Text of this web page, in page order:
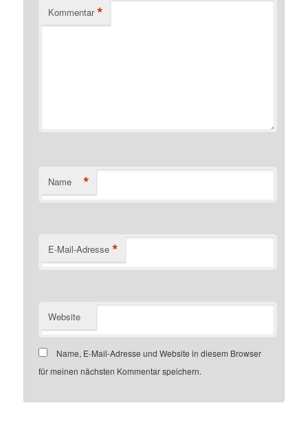
Kommentar *
Name *
E-Mail-Adresse *
Website
Name, E-Mail-Adresse und Website in diesem Browser
für meinen nächsten Kommentar speichern.